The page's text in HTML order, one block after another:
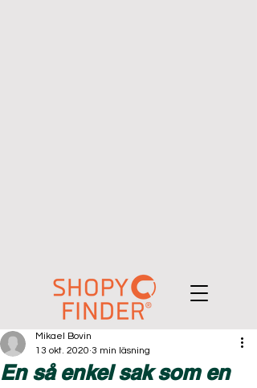
En så enkel sak som en
Mikael Bovin
13 okt. 2020 3 min läsning